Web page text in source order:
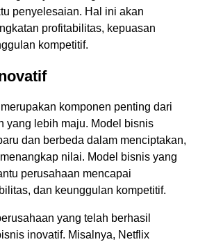
penyelesaian. Hal ini akan
profitabilitas, kepuasan
kompetitif.
komponen penting dari
yang lebih maju. Model bisnis
dan berbeda dalam menciptakan,
nilai. Model bisnis yang
perusahaan mencapai
dan keunggulan kompetitif.
yang telah berhasil
inovatif. Misalnya, Netflix